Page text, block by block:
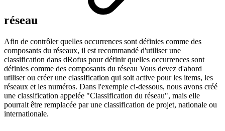
réseau
Afin de contrôler quelles occurrences sont définies comme des
composants du réseaux, il est recommandé d'utiliser une
classification dans dRofus pour définir quelles occurrences sont
définies comme des composants du réseau Vous devez d'abord
utiliser ou créer une classification qui soit active pour les items, les
réseaux et les numéros. Dans l'exemple ci-dessous, nous avons créé
une classification appelée "Classification du réseau", mais elle
pourrait être remplacée par une classification de projet, nationale ou
internationale.